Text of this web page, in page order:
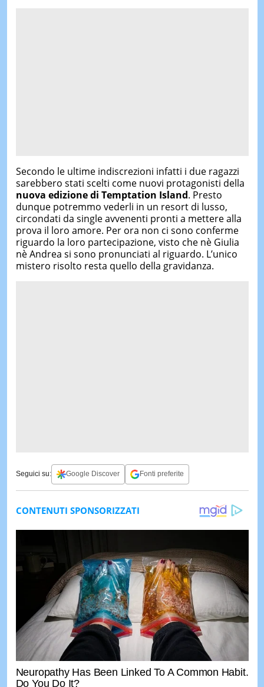
Secondo le ultime indiscrezioni infatti i due ragazzi
sarebbero stati scelti come nuovi protagonisti della
nuova edizione di Temptation Island. Presto
dunque potremmo vederli in un resort di lusso,
circondati da single avvenenti pronti a mettere alla
prova il loro amore. Per ora non ci sono conferme
riguardo la loro partecipazione, visto che nè Giulia
nè Andrea si sono pronunciati al riguardo. L’unico
mistero risolto resta quello della gravidanza.
Seguici su: Google Discover Fonti preferite